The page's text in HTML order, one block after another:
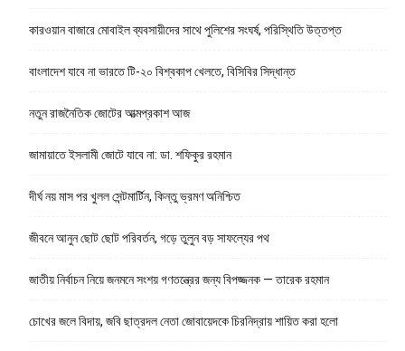
কারওয়ান বাজারে মোবাইল ব্যবসায়ীদের সাথে পুলিশের সংঘর্ষ, পরিস্থিতি উত্তপ্ত
বাংলাদেশ যাবে না ভারতে টি-২০ বিশ্বকাপ খেলতে, বিসিবির সিদ্ধান্ত
নতুন রাজনৈতিক জোটের আত্মপ্রকাশ আজ
জামায়াতে ইসলামী জোটে যাবে না: ডা. শফিকুর রহমান
দীর্ঘ নয় মাস পর খুলল সেন্টমার্টিন, কিন্তু ভ্রমণ অনিশ্চিত
জীবনে আনুন ছোট ছোট পরিবর্তন, গড়ে তুলুন বড় সাফল্যের পথ
জাতীয় নির্বাচন নিয়ে জনমনে সংশয় গণতন্ত্রের জন্য বিপজ্জনক — তারেক রহমান
চোখের জলে বিদায়, জবি ছাত্রদল নেতা জোবায়েদকে চিরনিদ্রায় শায়িত করা হলো